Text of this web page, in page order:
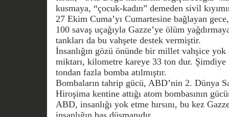
kusmaya, “çocuk-kadın” demeden sivil
27 Ekim Cuma’yı Cumartesine bağlayan
100 savaş uçağıyla Gazze’ye ölüm
tankları da bu vahşete destek vermiştir.
İnsanlığın gözü önünde bir millet vahşice
miktarı, kilometre kareye 33 ton dur. Şimdiye
tondan fazla bomba atılmıştır.
Bombaların tahrip gücü, ABD’nin 2. Dünya
Hiroşima kentine attığı atom bombasının
ABD, insanlığı yok etme hırsını, bu kez
insanlığın baş düşmanıdır.